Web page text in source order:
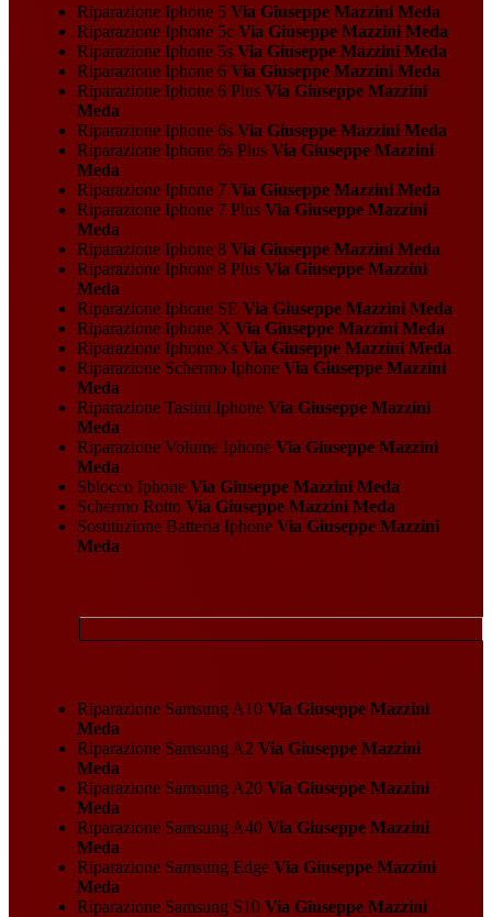
Riparazione Iphone 5Via Giuseppe Mazzini Meda
Riparazione Iphone 5cVia Giuseppe Mazzini Meda
Riparazione Iphone 5sVia Giuseppe Mazzini Meda
Riparazione Iphone 6Via Giuseppe Mazzini Meda
Riparazione Iphone 6 PlusVia Giuseppe Mazzini
Meda
Riparazione Iphone 6sVia Giuseppe Mazzini Meda
Riparazione Iphone 6s PlusVia Giuseppe Mazzini
Meda
Riparazione Iphone 7Via Giuseppe Mazzini Meda
Riparazione Iphone 7 PlusVia Giuseppe Mazzini
Meda
Riparazione Iphone 8Via Giuseppe Mazzini Meda
Riparazione Iphone 8 PlusVia Giuseppe Mazzini
Meda
Riparazione Iphone SE Via Giuseppe Mazzini Meda
Riparazione Iphone X Via Giuseppe Mazzini Meda
Riparazione Iphone XsVia Giuseppe Mazzini Meda
Riparazione Schermo IphoneVia Giuseppe Mazzini
Meda
Riparazione Tastini IphoneVia Giuseppe Mazzini
Meda
Riparazione Volume IphoneVia Giuseppe Mazzini
Meda
Sblocco IphoneVia Giuseppe Mazzini Meda
Schermo RottoVia Giuseppe Mazzini Meda
Sostituzione Batteria IphoneVia Giuseppe Mazzini
Meda
Riparazione Samsung A10Via Giuseppe Mazzini
Meda
Riparazione Samsung A2 Via Giuseppe Mazzini
Meda
Riparazione Samsung A20Via Giuseppe Mazzini
Meda
Riparazione Samsung A40Via Giuseppe Mazzini
Meda
Riparazione Samsung EdgeVia Giuseppe Mazzini
Meda
Riparazione Samsung S10Via Giuseppe Mazzini